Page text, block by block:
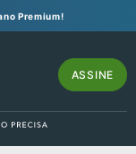
Premium!
ASSINE